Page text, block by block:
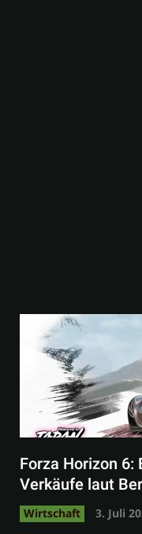
Forza Horizon
Verkäufe laut
Wirtschaft 3. Juli